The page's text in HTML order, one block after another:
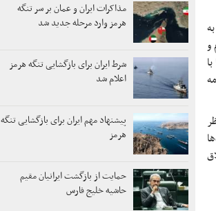
و
مذاکرات ایران و عمان بر سر تنگه
هرمز وارد مرحله جدید شد
شرط ایران برای بازگشایی تنگه هرمز
اعلام شد
پیشنهاد مهم ایران برای بازگشایی تنگه
هرمز
حمایت از بازگشت ایرانیان مقیم
حاشیه خلیج فارس